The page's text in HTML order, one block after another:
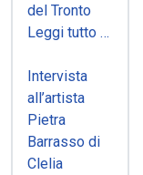
del Tronto
Leggi tutto …
Intervista
all’artista
Pietra
Barrasso di
Clelia